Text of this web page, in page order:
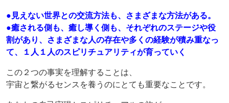
●見えない世界との交流方法も、さまざまな方法がある。
●癒される側も、癒し導く側も、それぞれのステージや役
割があり、さまざまな人の存在や多くの経験が積み重なっ
て、１人１人のスピリチュアリティが育っていく
この２つの事実を理解することは、
宇宙と繋がるセンスを養うのにとても重要なことです。